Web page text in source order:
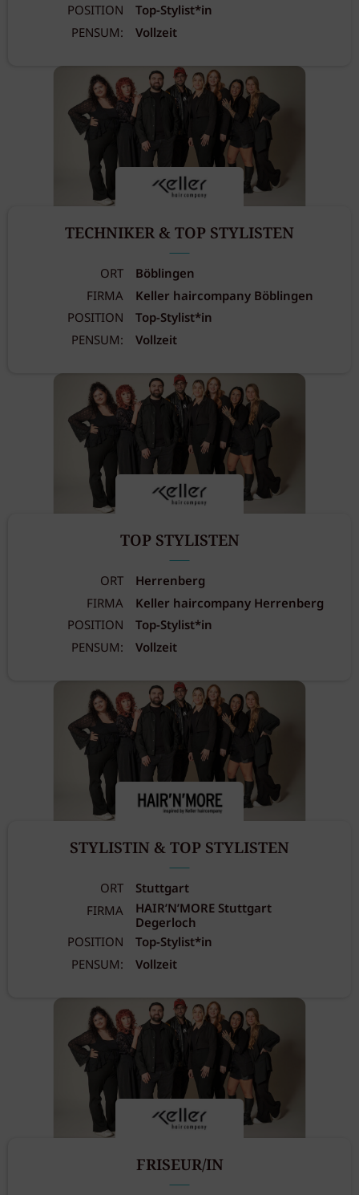
POSITION
Top-Stylist*in
PENSUM:
Vollzeit
TECHNIKER & TOP STYLISTEN
ORT
Böblingen
FIRMA
Keller haircompany Böblingen
POSITION
Top-Stylist*in
PENSUM:
Vollzeit
TOP STYLISTEN
ORT
Herrenberg
FIRMA
Keller haircompany Herrenberg
POSITION
Top-Stylist*in
PENSUM:
Vollzeit
STYLISTIN & TOP STYLISTEN
ORT
Stuttgart
FIRMA
HAIR’N’MORE Stuttgart
Degerloch
POSITION
Top-Stylist*in
PENSUM:
Vollzeit
FRISEUR/IN